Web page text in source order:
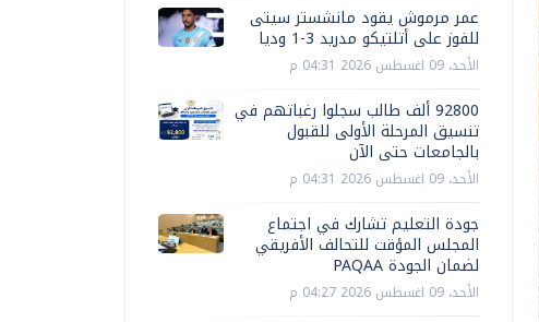
عمر مرموش يقود مانشستر سيتى
للفوز على أتلتيكو مدريد 3-1 وديا
الأحد، 09 اغسطس 2026 04:31 م
92800 ألف طالب سجلوا رغباتهم في
تنسيق المرحلة الأولى للقبول
بالجامعات حتى الآن
الأحد، 09 اغسطس 2026 04:31 م
جودة التعليم تشارك في اجتماع
المجلس المؤقت للتحالف الأفريقي
لضمان الجودة PAQAA
الأحد، 09 اغسطس 2026 04:27 م